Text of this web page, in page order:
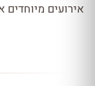
אירועים